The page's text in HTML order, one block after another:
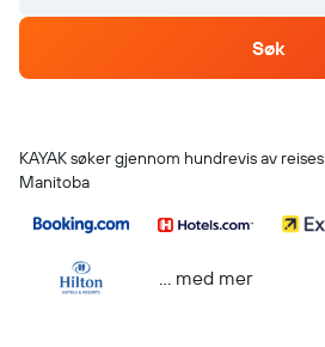
Søk
KAYAK søker gjennom hundrevis av
Manitoba
… med mer